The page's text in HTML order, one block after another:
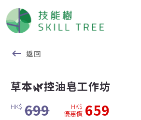
返回
草本🌿控油皂工作坊
HK$ 699 HK$
優惠價 659